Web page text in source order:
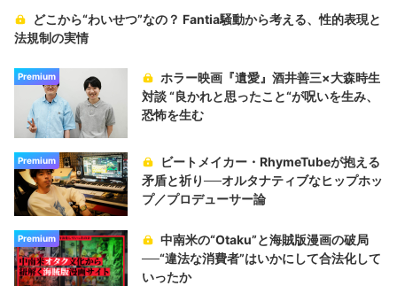
どこから“わいせつ”なの？ Fantia騒動から考える、性的表現と
法規制の実情
Premium
ホラー映画『遺愛』酒井善三×大森時生
対談 “良かれと思ったこと“が呪いを生み、
恐怖を生む
Premium
ビートメイカー・RhymeTubeが抱える
矛盾と祈り──オルタナティブなヒップホッ
プ／プロデューサー論
Premium
中南米の“Otaku”と海賊版漫画の破局
──“違法な消費者”はいかにして合法化して
いったか